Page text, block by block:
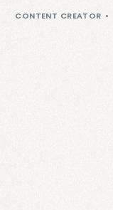
CONTENT CREATOR